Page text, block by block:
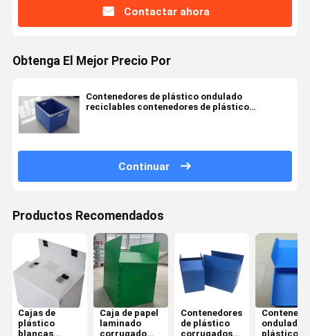
Contactar ahora
Obtenga El Mejor Precio Por
Contenedores de plástico ondulado
reciclables contenedores de plástico
Continuar
Productos Recomendados
Cajas de
plástico
blancas
Caja de papel
laminado
corrugado
Contenedores
de plástico
corrugados
ondulados
plástico